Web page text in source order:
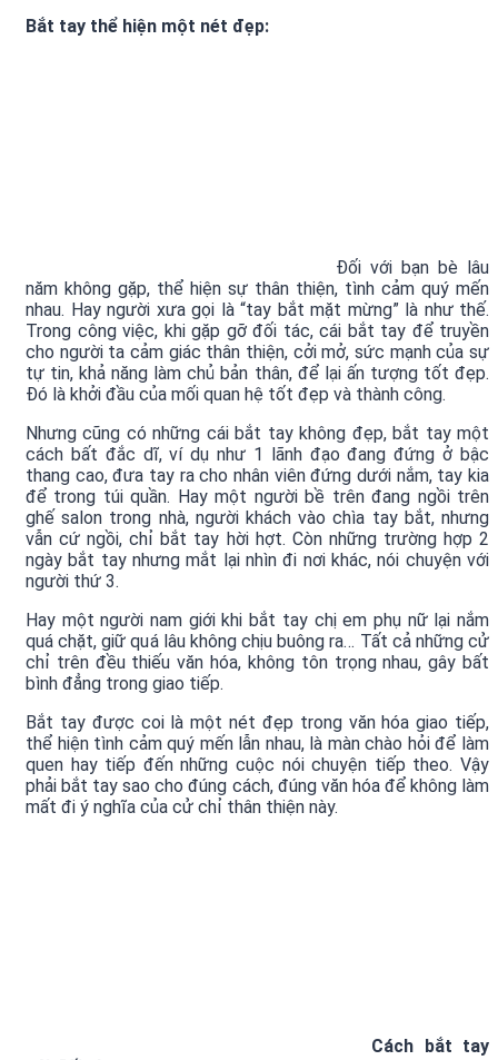
Bắt tay thể hiện một nét đẹp:
Đối với bạn bè lâu
năm không gặp, thể hiện sự thân thiện, tình cảm quý mến
nhau. Hay người xưa gọi là “tay bắt mặt mừng” là như thế.
Trong công việc, khi gặp gỡ đối tác, cái bắt tay để truyền
cho người ta cảm giác thân thiện, cởi mở, sức mạnh của sự
tự tin, khả năng làm chủ bản thân, để lại ấn tượng tốt đẹp.
Đó là khởi đầu của mối quan hệ tốt đẹp và thành công.
Nhưng cũng có những cái bắt tay không đẹp, bắt tay một
cách bất đắc dĩ, ví dụ như 1 lãnh đạo đang đứng ở bậc
thang cao, đưa tay ra cho nhân viên đứng dưới nắm, tay kia
để trong túi quần. Hay một người bề trên đang ngồi trên
ghế salon trong nhà, người khách vào chìa tay bắt, nhưng
vẫn cứ ngồi, chỉ bắt tay hời hợt. Còn những trường hợp 2
ngày bắt tay nhưng mắt lại nhìn đi nơi khác, nói chuyện với
người thứ 3.
Hay một người nam giới khi bắt tay chị em phụ nữ lại nắm
quá chặt, giữ quá lâu không chịu buông ra… Tất cả những cử
chỉ trên đều thiếu văn hóa, không tôn trọng nhau, gây bất
bình đẳng trong giao tiếp.
Bắt tay được coi là một nét đẹp trong văn hóa giao tiếp,
thể hiện tình cảm quý mến lẫn nhau, là màn chào hỏi để làm
quen hay tiếp đến những cuộc nói chuyện tiếp theo. Vậy
phải bắt tay sao cho đúng cách, đúng văn hóa để không làm
mất đi ý nghĩa của cử chỉ thân thiện này.
Cách bắt tay